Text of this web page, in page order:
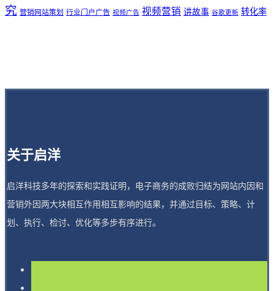
究 营销网站策划 行业门户广告 视频广告 视频营销 讲故事 谷歌更新 转化率
关于启洋
启洋科技多年的探索和实践证明，电子商务的成败归结为网站内因和
营销外因两大块相互作用相互影响的结果，并通过目标、策略、计
划、执行、检讨、优化等多步有序进行。